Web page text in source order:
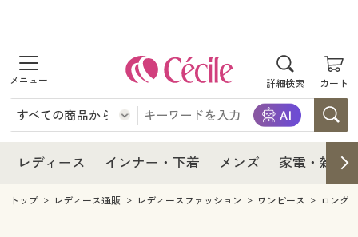
詳細検索 カート
商品を探す
レディース
レディースファッション
インナー・下着
インナー・下着通販すべて
メンズ
レディース インナー・下着 メンズ 家電・雑貨
レディース
レディース通販すべて
レディースファッション
インナー・下着
インナー・下着通販すべて
メンズ
トップ レディース通販 レディースファッション ワンピース ロング